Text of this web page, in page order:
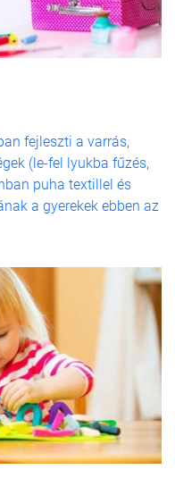
fejleszti a varrás,
(le-fel lyukba fűzés,
puha textillel és
a gyerekek ebben az